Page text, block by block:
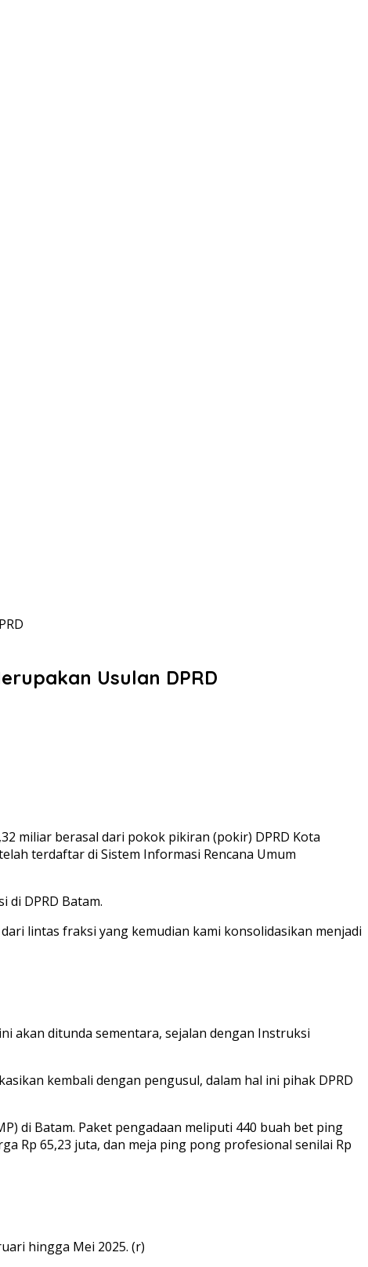
Usulan DPRD
miliar berasal dari pokok pikiran (pokir) DPRD Kota
terdaftar di Sistem Informasi Rencana Umum
di DPRD Batam.
lintas fraksi yang kemudian kami konsolidasikan menjadi
akan ditunda sementara, sejalan dengan Instruksi
kembali dengan pengusul, dalam hal ini pihak DPRD
di Batam. Paket pengadaan meliputi 440 buah bet ping
Rp 65,23 juta, dan meja ping pong profesional senilai Rp
hingga Mei 2025. (r)